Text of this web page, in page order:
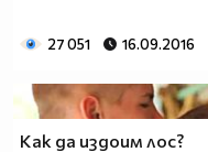
27 051 16.09.2016
Как да издоим лос?